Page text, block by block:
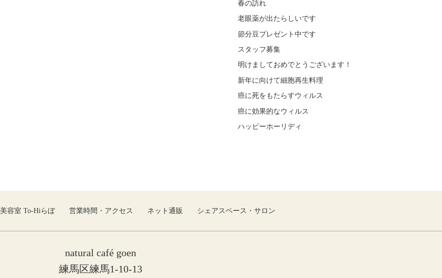
春の訪れ
老眼薬が出たらしいです
節分豆プレゼント中です
スタッフ募集
明けましておめでとうございます！
新年に向けて細胞再生料理
癌に死をもたらすウィルス
癌に効果的なウィルス
ハッピーホーリディ
美容室 To-Hiらぼ 営業時間・アクセス ネット通販 シェアスペース・サロン
natural café goen
練馬区練馬1-10-13